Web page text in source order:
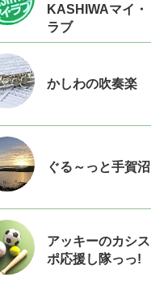
KASHIWAマイ・
ラブ
かしわの吹奏楽
ぐる～っと手賀沼
アッキーのカシス
ポ応援し隊っっ!